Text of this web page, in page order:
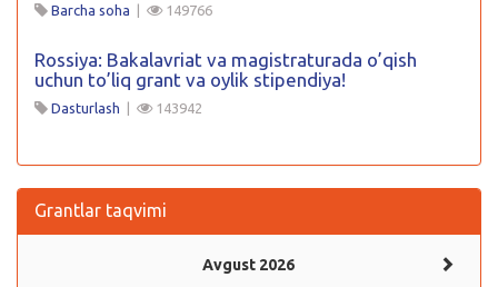
Barcha soha | 149766
Rossiya: Bakalavriat va magistraturada o’qish
uchun to’liq grant va oylik stipendiya!
Dasturlash | 143942
Grantlar taqvimi
Avgust 2026